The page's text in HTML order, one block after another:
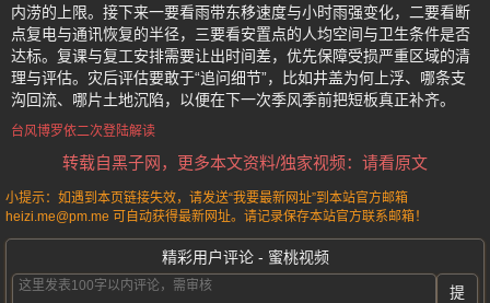
内涝的上限。接下来一要看雨带东移速度与小时雨强变化，二要看断
点复电与通讯恢复的半径，三要看安置点的人均空间与卫生条件是否
达标。复课与复工安排需要让出时间差，优先保障受损严重区域的清
理与评估。灾后评估要敢于“追问细节”，比如井盖为何上浮、哪条支
沟回流、哪片土地沉陷，以便在下一次季风季前把短板真正补齐。
台风博罗依二次登陆解读
转载自黑子网，更多本文资料/独家视频：请看原文
小提示：如遇到本页链接失效，请发送“我要最新网址”到本站官方邮箱
heizi.me@pm.me 可自动获得最新网址。请记录保存本站官方联系邮箱！
精彩用户评论 - 蜜桃视频
提